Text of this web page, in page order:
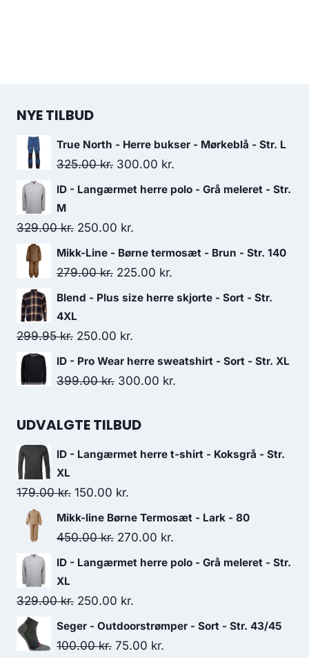
NYE TILBUD
True North - Herre bukser - Mørkeblå - Str. L
325.00kr. Original
price
325.00 kr..
300.00 kr.
price
ID - Langærmet herre polo - Grå meleret - Str.
M
329.00kr. Original
price
was:
250.00 kr.
price
is:
Mikk-Line - Børne termosæt - Brun - Str. 140
279.00kr. Original
price
279.00 kr..
225.00 kr.
price
Blend - Plus size herre skjorte - Sort - Str.
4XL
299.95kr. Original
price
was:
250.00 kr.
price
is:
ID - Pro Wear herre sweatshirt - Sort - Str. XL
399.00kr. Original
was:
300.00 kr.
UDVALGTE TILBUD
ID - Langærmet herre t-shirt - Koksgrå - Str.
XL
179.00kr. Original
price
was:
150.00 kr.
price
is:
Mikk-line Børne Termosæt - Lark - 80
450.00kr. Original
price
450.00 kr..
270.00 kr.
price
ID - Langærmet herre polo - Grå meleret - Str.
XL
329.00kr. Original
price
was:
250.00 kr.
price
is:
Seger - Outdoorstrømper - Sort - Str. 43/45
100.00kr. Original
75.00 kr.